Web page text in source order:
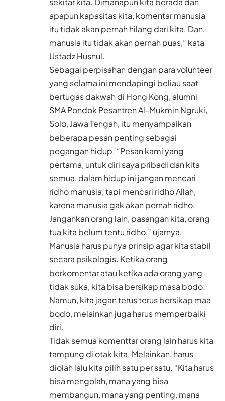
apapun kapasitas kita, komentar manusia
itu tidak akan pernah hilang dari kita. Dan,
manusia itu tidak akan pernah puas,” kata
Ustadz Husnul.
Sebagai perpisahan dengan para volunteer
yang selama ini mendapingi beliau saat
bertugas dakwah di Hong Kong, alumni
SMA Pondok Pesantren Al-Mukmin Ngruki,
Solo, Jawa Tengah, itu menyampaikan
beberapa pesan penting sebagai
pegangan hidup. “Pesan kami yang
pertama, untuk diri saya pribadi dan kita
semua, dalam hidup ini jangan mencari
ridho manusia, tapi mencari ridho Allah,
karena manusia gak akan pernah ridho.
Jangankan orang lain, pasangan kita, orang
tua kita belum tentu ridho,” ujarnya.
Manusia harus punya prinsip agar kita stabil
secara psikologis. Ketika orang
berkomentar atau ketika ada orang yang
tidak suka, kita bisa bersikap masa bodo.
Namun, kita jagan terus terus bersikap maa
bodo, melainkan juga harus memperbaiki
diri.
Tidak semua komenttar orang lain harus kita
tampung di otak kita. Melainkan, harus
diolah lalu kita pilih satu per satu. “Kita harus
bisa mengolah, mana yang bisa
membangun, mana yang penting, mana